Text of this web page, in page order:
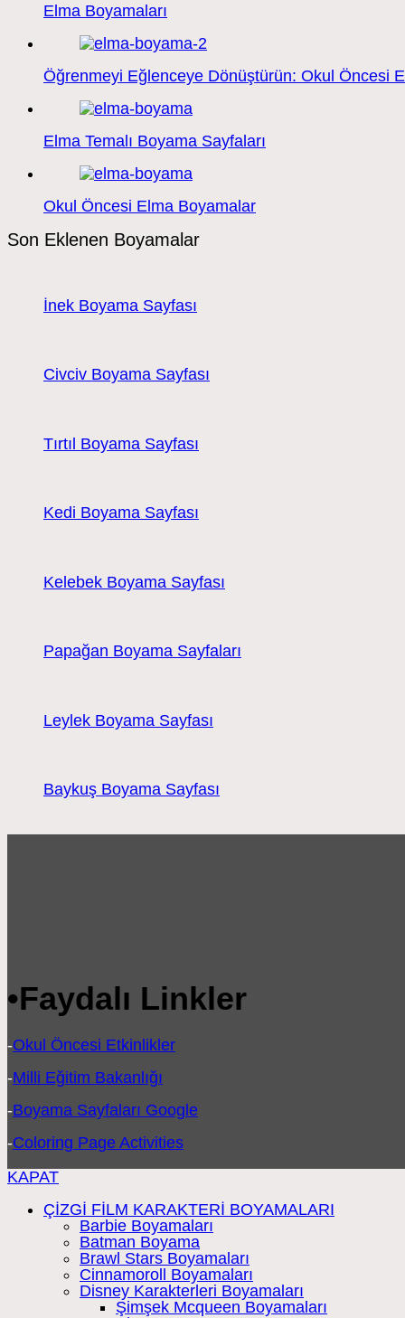
Elma Boyamaları
Öğrenmeyi Eğlenceye Dönüştürün: Okul Öncesi
Elma Temalı Boyama Sayfaları
Okul Öncesi Elma Boyamalar
Son Eklenen Boyamalar
İnek Boyama Sayfası
Civciv Boyama Sayfası
Tırtıl Boyama Sayfası
Kedi Boyama Sayfası
Kelebek Boyama Sayfası
Papağan Boyama Sayfaları
Leylek Boyama Sayfası
Baykuş Boyama Sayfası
•Faydalı Linkler
-Okul Öncesi Etkinlikler
-Milli Eğitim Bakanlığı
-Boyama Sayfaları Google
-Coloring Page Activities
KAPAT
ÇİZGİ FİLM KARAKTERİ BOYAMALARI
Barbie Boyamaları
Batman Boyama
Brawl Stars Boyamaları
Cinnamoroll Boyamaları
Disney Karakterleri Boyamaları
Şimşek Mcqueen Boyamaları